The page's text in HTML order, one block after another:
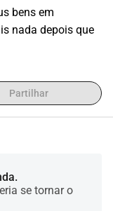
bens em
nada depois que
Partilhar
se tornar o